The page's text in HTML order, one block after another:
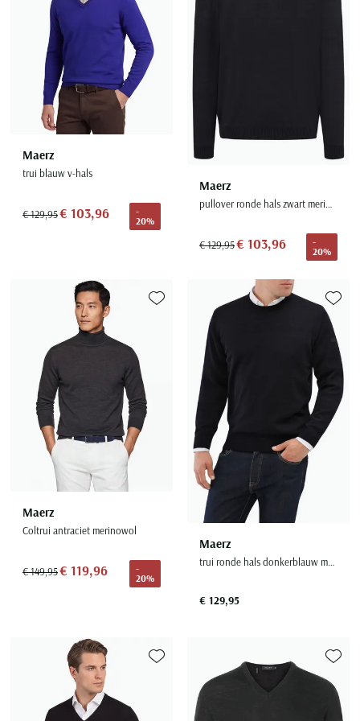
Maerz
trui blauw v-hals
€ 129,95€ 103,96
-
20%
Maerz
pullover ronde hals zwart merinowol
€ 129,95€ 103,96
-
20%
Maerz
Coltrui antraciet merinowol
€ 149,95€ 119,96
-
20%
Toevoegen aan favorieten
Maerz
trui ronde hals donkerblauw merinowol
€ 129,95
Toevoegen aan favorieten